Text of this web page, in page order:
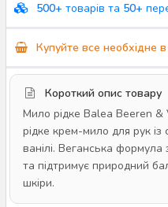
500+ товарів та 50+
Купуйте все необхідне
Короткий опис товару
Мило рідке Balea Beeren
рідке крем-мило для рук
ванілі. Веганська
та підтримує природний
шкіри.